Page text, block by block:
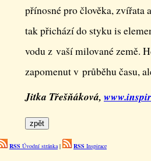
přínosné pro člověka, zvířata
tak přichází do styku is
vodu z vaší milované země.
zapomenut v průběhu času,
Jitka Třešňáková,
RSS Úvodní stránka| RSS Inspirace